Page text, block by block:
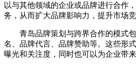
以与其他领域的企业或品牌进行合作
务，从而扩大品牌影响力，提升市场竞
青岛品牌策划与跨界合作的模式包
名、品牌代言、品牌赞助等。这些形
曝光和关注度，同时也可以为企业带